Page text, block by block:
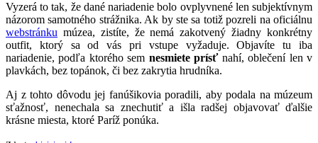
Vyzerá to tak, že dané nariadenie bolo ovplyvnené len subjektívnym
názorom samotného strážnika. Ak by ste sa totiž pozreli na oficiálnu
webstránku múzea, zistíte, že nemá zakotvený žiadny konkrétny
outfit, ktorý sa od vás pri vstupe vyžaduje. Objavíte tu iba
nariadenie, podľa ktorého sem nesmiete prísťnahí, oblečení len v
plavkách, bez topánok, či bez zakrytia hrudníka.
Aj z tohto dôvodu jej fanúšikovia poradili, aby podala na múzeum
sťažnosť, nenechala sa znechutiť a išla radšej objavovať ďalšie
krásne miesta, ktoré Paríž ponúka.